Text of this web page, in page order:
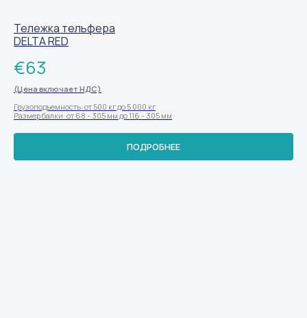
Тележка тельфера
DELTA RED
€63
(Цена включает НДС)
Грузоподъемность: от 500 кг до 5 000 кг
Размер балки: от 68 - 305 мм до 116 - 305 мм
ПОДРОБНЕЕ